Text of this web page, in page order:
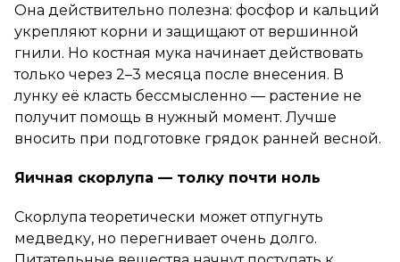
Она действительно полезна: фосфор и кальций
укрепляют корни и защищают от вершинной
гнили. Но костная мука начинает действовать
только через 2–3 месяца после внесения. В
лунку её класть бессмысленно — растение не
получит помощь в нужный момент. Лучше
вносить при подготовке грядок ранней весной.
Яичная скорлупа — толку почти ноль
Скорлупа теоретически может отпугнуть
медведку, но перегнивает очень долго.